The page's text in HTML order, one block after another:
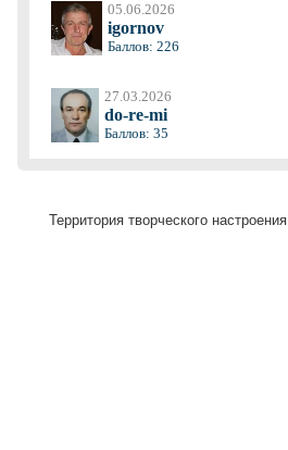
05.06.2026
igornov
Баллов: 226
27.03.2026
do-re-mi
Баллов: 35
Территория творческого